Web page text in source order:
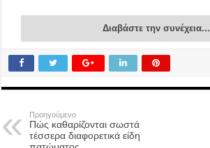
Διαβάστε την συνέχεια...
Προηγούμενο
Πώς καθαρίζονται σωστά
τέσσερα διαφορετικά είδη